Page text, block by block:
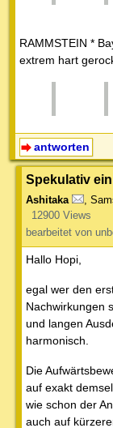
RAMMSTEIN *
extrem hart
antworten
Spekulativ
Ashitaka
12900 Views
bearbeitet von
Hallo Hopi,
egal wer den
Nachwirkungen
und langen
harmonisch.
Die
auf exakt
wie schon der
auch auf